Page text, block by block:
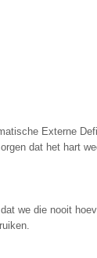
Externe
dat het hart
we die nooit